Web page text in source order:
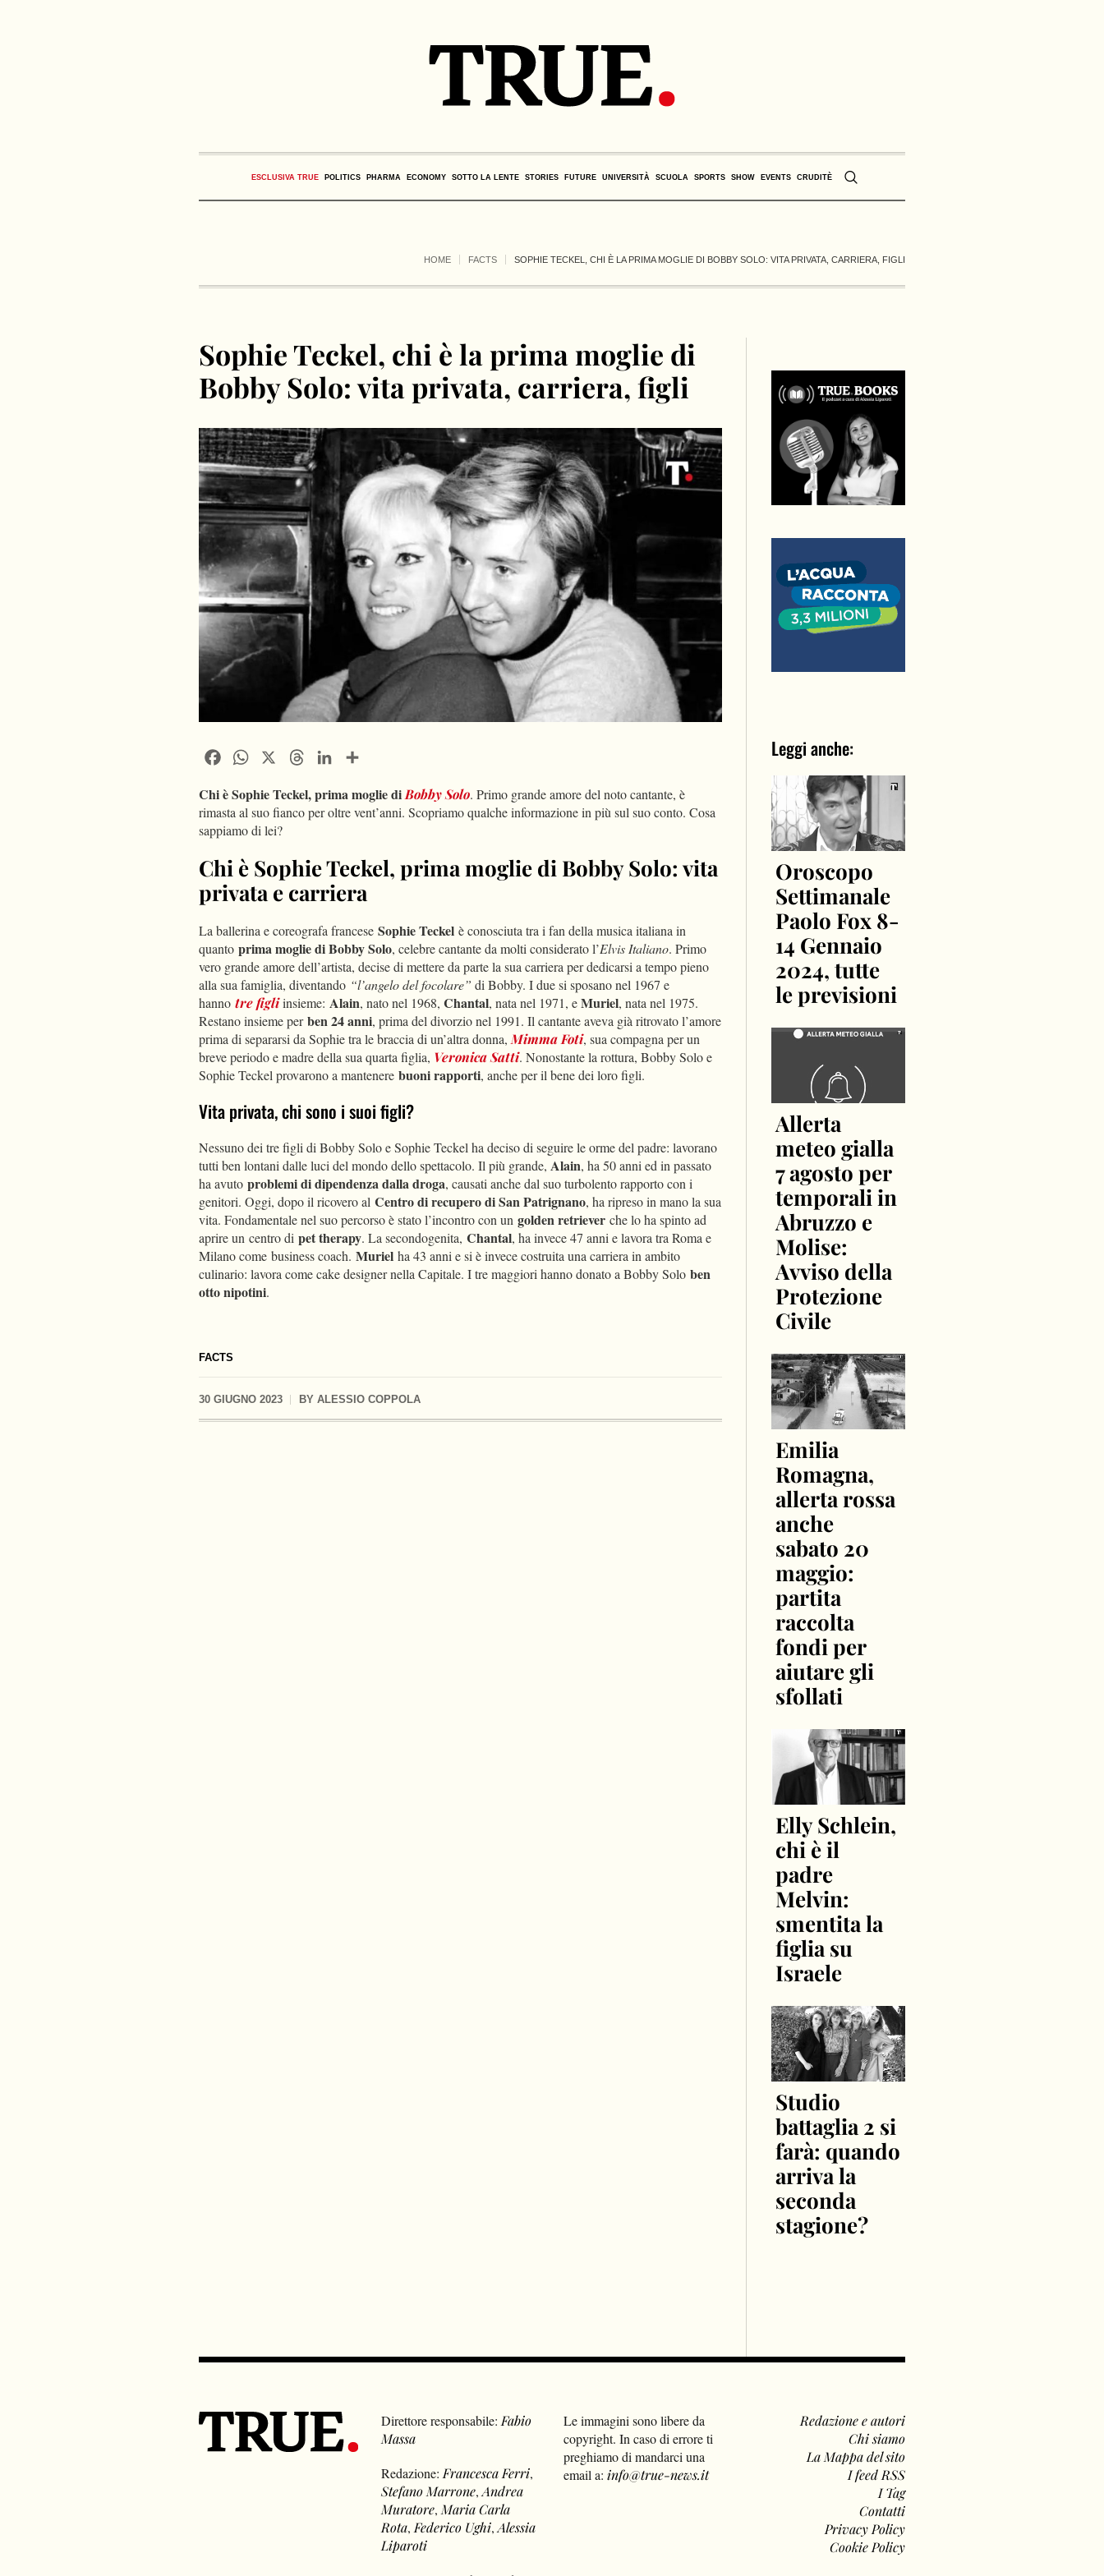
ESCLUSIVA TRUE POLITICS PHARMA ECONOMY SOTTO LA LENTE STORIES FUTURE UNIVERSITÀ SCUOLA SPORTS SHOW EVENTS CRUDITÈ
HOME FACTS SOPHIE TECKEL, CHI È LA PRIMA MOGLIE DI BOBBY SOLO: VITA PRIVATA, CARRIERA, FIGLI
FACTS
Sophie Teckel, chi è la prima moglie di
Bobby Solo: vita privata, carriera, figli
30 GIUGNO 2023 BY ALESSIO COPPOLA
FacebookWhatsApp ThreadsLinkedIn
Chi è Sophie Teckel, prima moglie diBobby Solo. Primo grande amore del noto cantante, è
rimasta al suo fianco per oltre vent’anni. Scopriamo qualche informazione in più sul suo conto. Cosa
sappiamo di lei?
Chi è Sophie Teckel, prima moglie di Bobby Solo: vita
privata e carriera
La ballerina e coreografa francese Sophie Teckel è conosciuta tra i fan della musica italiana in
quanto prima moglie di Bobby Solo, celebre cantante da molti considerato l’Elvis Italiano. Primo
vero grande amore dell’artista, decise di mettere da parte la sua carriera per dedicarsi a tempo pieno
alla sua famiglia, diventando “l’angelo del focolare” di Bobby. I due si sposano nel 1967 e
hanno tre figliinsieme: Alain, nato nel 1968, Chantal, nata nel 1971, eMuriel, nata nel 1975.
Restano insieme perben 24 anni, prima del divorzio nel 1991. Il cantante aveva già ritrovato l’amore
prima di separarsi da Sophie tra le braccia di un’altra donna,Mimma Foti, sua compagna per un
breve periodo e madre della sua quarta figlia, Veronica Satti. Nonostante la rottura, Bobby Solo e
Sophie Teckel provarono a mantenere buoni rapporti, anche per il bene dei loro figli.
Vita privata, chi sono i suoi figli?
Nessuno dei tre figli di Bobby Solo e Sophie Teckel ha deciso di seguire le orme del padre: lavorano
tutti ben lontani dalle luci del mondo dello spettacolo. Il più grande, Alain, ha 50 anni ed in passato
ha avuto problemi di dipendenza dalla droga, causati anche dal suo turbolento rapporto con i
genitori. Oggi, dopo il ricovero al Centro di recupero di San Patrignano, ha ripreso in mano la sua
vita. Fondamentale nel suo percorso è stato l’incontro con un golden retriever che lo ha spinto ad
aprire un centro di pet therapy. La secondogenita, Chantal, ha invece 47 anni e lavora tra Roma e
Milano come business coach. Muriel ha 43 anni e si è invece costruita una carriera in ambito
culinario: lavora come cake designer nella Capitale. I tre maggiori hanno donato a Bobby Solo ben
otto nipotini.
Leggi anche:
Oroscopo
Settimanale
Paolo Fox 8-
14 Gennaio
2024, tutte
le previsioni
Allerta
meteo gialla
7 agosto per
temporali in
Abruzzo e
Molise:
Avviso della
Protezione
Civile
Emilia
Romagna,
allerta rossa
anche
sabato 20
maggio:
partita
raccolta
fondi per
aiutare gli
sfollati
Elly Schlein,
chi è il
padre
Melvin:
smentita la
figlia su
Israele
Studio
battaglia 2 si
farà: quando
arriva la
seconda
stagione?
Direttore responsabile: Fabio
Massa
Redazione: Francesca Ferri,
Stefano Marrone,Andrea
Muratore, Maria Carla
Rota, Federico Ughi,Alessia
Liparoti
Le immagini sono libere da
copyright. In caso di errore ti
preghiamo di mandarci una
email a: info@true-news.it
Redazione e autori
Chi siamo
La Mappa del sito
I feed RSS
I Tag
Contatti
Privacy Policy
Cookie Policy